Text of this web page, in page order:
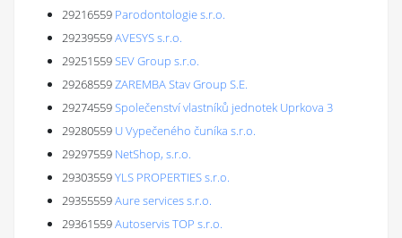
29216559 Parodontologie s.r.o.
29239559AVESYS s.r.o.
29251559SEV Group s.r.o.
29268559ZAREMBA Stav Group S.E.
29274559Společenství vlastníků jednotek Uprkova 3
29280559 U Vypečeného čuníka s.r.o.
29297559 NetShop, s.r.o.
29303559YLS PROPERTIES s.r.o.
29355559Aure services s.r.o.
29361559Autoservis TOP s.r.o.